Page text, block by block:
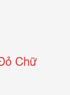
Chữ